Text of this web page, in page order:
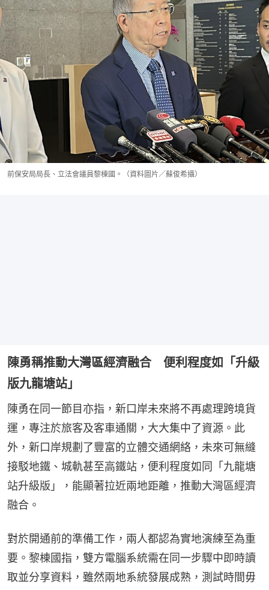
前保安局局長、立法會議員黎棟國。（資料圖片／蘇俊希攝）
陳勇稱推動大灣區經濟融合 便利程度如「升級
版九龍塘站」
陳勇在同一節目亦指，新口岸未來將不再處理跨境貨
運，專注於旅客及客車通關，大大集中了資源。此
外，新口岸規劃了豐富的立體交通網絡，未來可無縫
接駁地鐵、城軌甚至高鐵站，便利程度如同「九龍塘
站升級版」，能顯著拉近兩地距離，推動大灣區經濟
融合。
對於開通前的準備工作，兩人都認為實地演練至為重
要。黎棟國指，雙方電腦系統需在同一步驟中即時讀
取並分享資料，雖然兩地系統發展成熟，測試時間毋